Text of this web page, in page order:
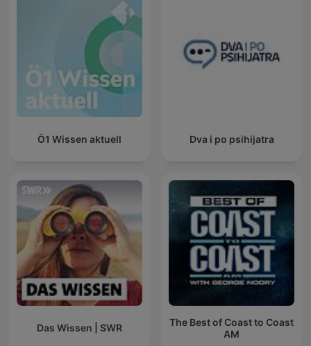
Ö1 Wissen aktuell Dva i po psihijatra
Das Wissen | SWR
The Best of Coast to Coast
AM